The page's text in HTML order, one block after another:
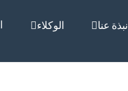
نبذة عنا الوكلاء